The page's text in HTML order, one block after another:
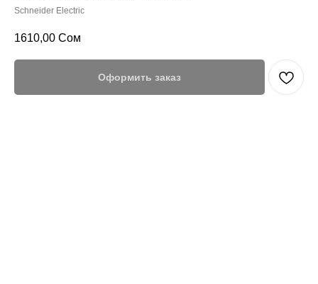
Schneider Electric
1610,00 Сом
Оформить заказ